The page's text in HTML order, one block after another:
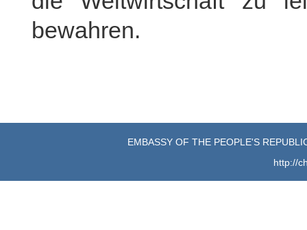
bewahren.
EMBASSY OF THE PEOPLE'S
http://